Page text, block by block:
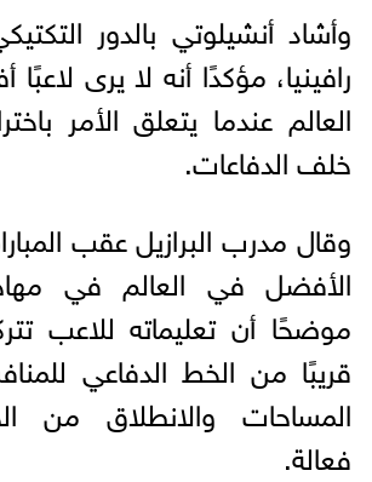
وأشاد أنشيلوتي بالدور
رافينيا، مؤكدًا أنه لا يرى
العالم عندما يتعلق الأمر
خلف الدفاعات.
وقال مدرب البرازيل عقب
الأفضل في العالم في
موضحًا أن تعليماته للاعب
قريبًا من الخط الدفاعي
المساحات والانطلاق من
فعالة.